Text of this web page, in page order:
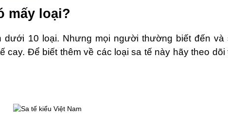
mấy loại?
dưới 10 loại. Nhưng mọi người thường biết đến và
cay. Để biết thêm về các loại sa tế này hãy theo dõi